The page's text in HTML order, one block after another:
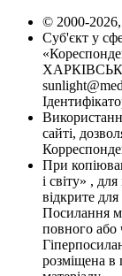
© 2000-
Суб'єкт у
сайті,
При
і світу» ,
відкрите
Посилання
повного або
розміщена в